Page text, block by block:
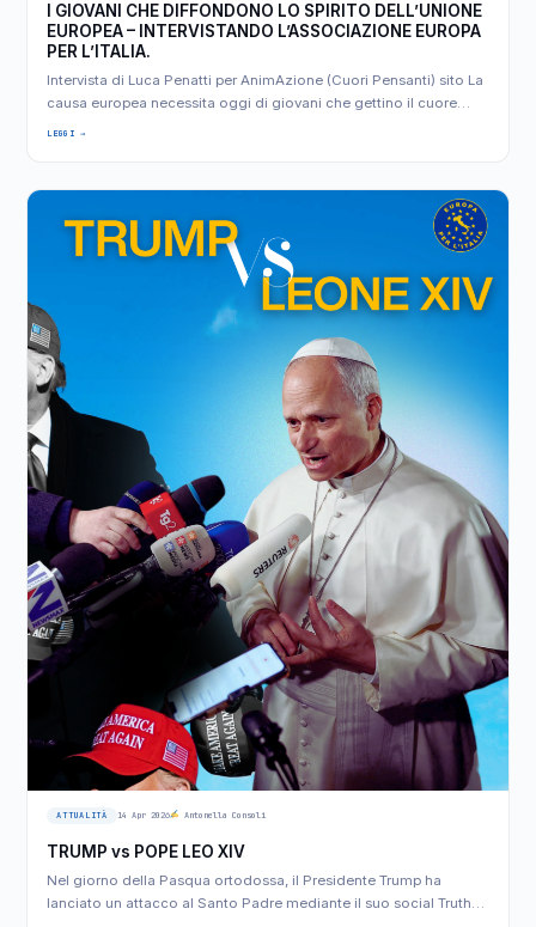
I GIOVANI CHE DIFFONDONO LO SPIRITO DELL’UNIONE
EUROPEA – INTERVISTANDO L’ASSOCIAZIONE EUROPA
PER L’ITALIA.
Intervista di Luca Penatti per AnimAzione (Cuori Pensanti) sito La
causa europea necessita oggi di giovani che gettino il cuore…
LEGGI →
ATTUALITÀ 14 Apr 2026 Antonella Consoli
TRUMP vs POPE LEO XIV
Nel giorno della Pasqua ortodossa, il Presidente Trump ha
lanciato un attacco al Santo Padre mediante il suo social Truth…